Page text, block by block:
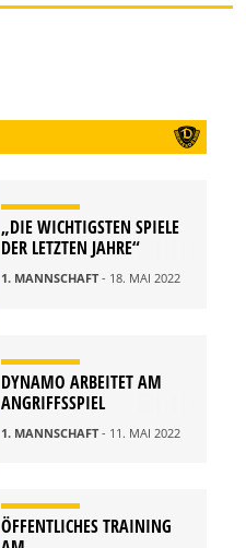
„DIE WICHTIGSTEN SPIELE
DER LETZTEN JAHRE“
1. MANNSCHAFT- 18. MAI 2022
DYNAMO ARBEITET AM
ANGRIFFSSPIEL
1. MANNSCHAFT- 11. MAI 2022
ÖFFENTLICHES TRAINING